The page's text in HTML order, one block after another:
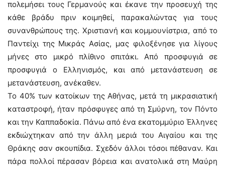
πολεμήσει τους Γερμανούς και έκανε την προσευχή της
κάθε βράδυ πριν κοιμηθεί, παρακαλώντας για τους
συνανθρώπους της. Χριστιανή και κομμουνίστρια, από το
Παντείχι της Μικράς Ασίας, μας φιλοξένησε για λίγους
μήνες στο μικρό πλίθινο σπιτάκι. Από προσφυγιά σε
προσφυγιά ο Ελληνισμός, και από μετανάστευση σε
μετανάστευση, ανέκαθεν.
Το 40% των κατοίκων της Αθήνας, μετά τη μικρασιατική
καταστροφή, ήταν πρόσφυγες από τη Σμύρνη, τον Πόντο
και την Καππαδοκία. Πάνω από ένα εκατομμύριο Έλληνες
εκδιώχτηκαν από την άλλη μεριά του Αιγαίου και της
Θράκης σαν σκουπίδια. Σχεδόν άλλοι τόσοι πέθαναν. Και
πάρα πολλοί πέρασαν βόρεια και ανατολικά στη Μαύρη